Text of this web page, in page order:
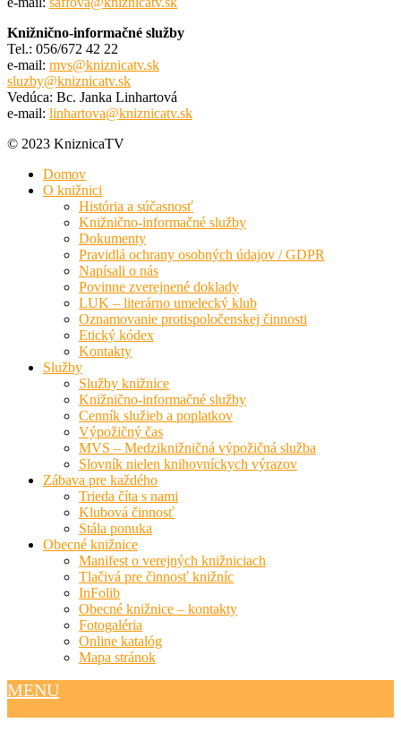
Knižnično-informačné služby
Tel.: 056/672 42 22
e-mail: mvs@kniznicatv.sk
sluzby@kniznicatv.sk
Vedúca: Bc. Janka Linhartová
e-mail: linhartova@kniznicatv.sk
© 2023 KniznicaTV
Domov
O knižnici
História a súčasnosť
Knižnično-informačné služby
Dokumenty
Pravidlá ochrany osobných údajov / GDPR
Napísali o nás
Povinne zverejnené doklady
LUK – literárno umelecký klub
Oznamovanie protispoločenskej činnosti
Etický kódex
Kontakty
Služby
Služby knižnice
Knižnično-informačné služby
Cenník služieb a poplatkov
Výpožičný čas
MVS – Medziknižničná výpožičná služba
Slovník nielen knihovníckych výrazov
Zábava pre každého
Trieda číta s nami
Klubová činnosť
Stála ponuka
Obecné knižnice
Manifest o verejných knižniciach
Tlačivá pre činnosť knižníc
InFolib
Obecné knižnice – kontakty
Fotogaléria
Online katalóg
Mapa stránok
MENU